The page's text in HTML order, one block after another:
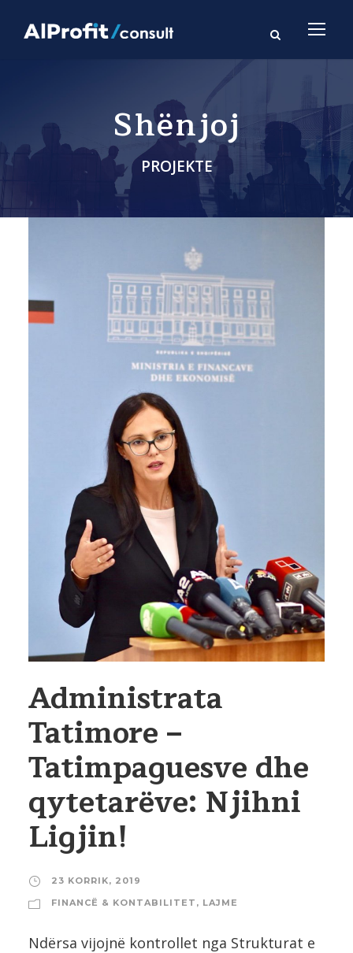
Shënjoj
PROJEKTE
Administrata
Tatimore –
Tatimpaguesve dhe
qytetarëve: Njihni
Ligjin!
23 KORRIK, 2019
FINANCË & KONTABILITET , LAJME
Ndërsa vijojnë kontrollet nga Strukturat e